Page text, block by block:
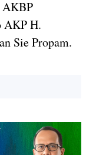
AKBP
AKP H.
Sie Propam.